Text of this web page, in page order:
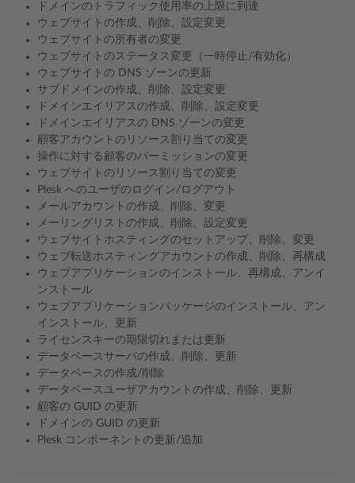
ドメインのトラフィック使用率の上限に到達
ウェブサイトの作成、削除、設定変更
ウェブサイトの所有者の変更
ウェブサイトのステータス変更（一時停止/有効化）
ウェブサイトの DNS ゾーンの更新
サブドメインの作成、削除、設定変更
ドメインエイリアスの作成、削除、設定変更
ドメインエイリアスの DNS ゾーンの変更
顧客アカウントのリソース割り当ての変更
操作に対する顧客のパーミッションの変更
ウェブサイトのリソース割り当ての変更
Plesk へのユーザのログイン/ログアウト
メールアカウントの作成、削除、変更
メーリングリストの作成、削除、設定変更
ウェブサイトホスティングのセットアップ、削除、変更
ウェブ転送ホスティングアカウントの作成、削除、再構成
ウェブアプリケーションのインストール、再構成、アンイ
ンストール
ウェブアプリケーションパッケージのインストール、アン
インストール、更新
ライセンスキーの期限切れまたは更新
データベースサーバの作成、削除、更新
データベースの作成/削除
データベースユーザアカウントの作成、削除、更新
顧客の GUID の更新
ドメインの GUID の更新
Plesk コンポーネントの更新/追加